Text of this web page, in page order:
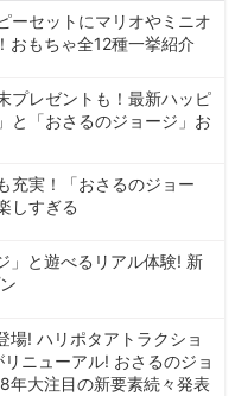
ーセットにマリオやミニオ
おもちゃ全12種一挙紹介
プレゼントも！最新ハッピ
と「おさるのジョージ」お
充実！「おさるのジョー
しすぎる
」と遊べるリアル体験! 新
場! ハリポタアトラクショ
ニューアル! おさるのジョ
年大注目の新要素続々発表